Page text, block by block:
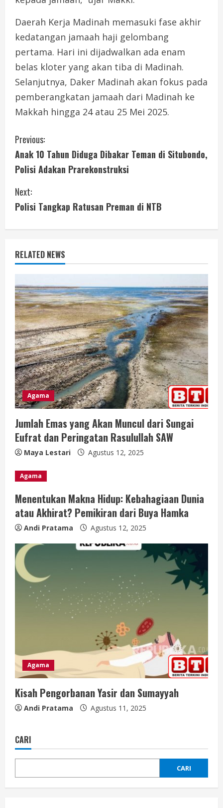
Daerah Kerja Madinah memasuki fase akhir
kedatangan jamaah haji gelombang
pertama. Hari ini dijadwalkan ada enam
belas kloter yang akan tiba di Madinah.
Selanjutnya, Daker Madinah akan fokus pada
pemberangkatan jamaah dari Madinah ke
Makkah hingga 24 atau 25 Mei 2025.
C
o
n
t
i
n
u
e
R
e
a
d
i
n
g
Previous:
Anak 10 Tahun Diduga Dibakar Teman di Situbondo,
Polisi Adakan Prarekonstruksi
Next:
Polisi Tangkap Ratusan Preman di NTB
RELATED NEWS
Agama
Jumlah Emas yang Akan Muncul dari Sungai
Eufrat dan Peringatan Rasulullah SAW
Maya Lestari Agustus 12, 2025
Agama
Menentukan Makna Hidup: Kebahagiaan Dunia
atau Akhirat? Pemikiran dari Buya Hamka
Andi Pratama Agustus 12, 2025
Agama
Kisah Pengorbanan Yasir dan Sumayyah
Andi Pratama Agustus 11, 2025
CARI
CARI